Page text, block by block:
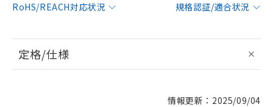
RoHS/REACH対応状況
規格認証/適合状況
定格/仕様
情報更新：2025/09/04